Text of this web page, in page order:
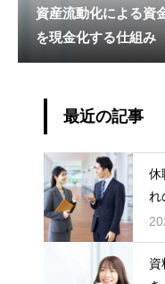
資産流動化による資
を現金化する仕組み
最近の記事
休
れ
解
資